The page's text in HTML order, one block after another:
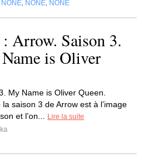
NONE NONE NONE
Arrow. Saison 3.
is Oliver
My Name is Oliver Queen.
saison 3 de Arrow est à l’image
et l’on...
Lire la suite